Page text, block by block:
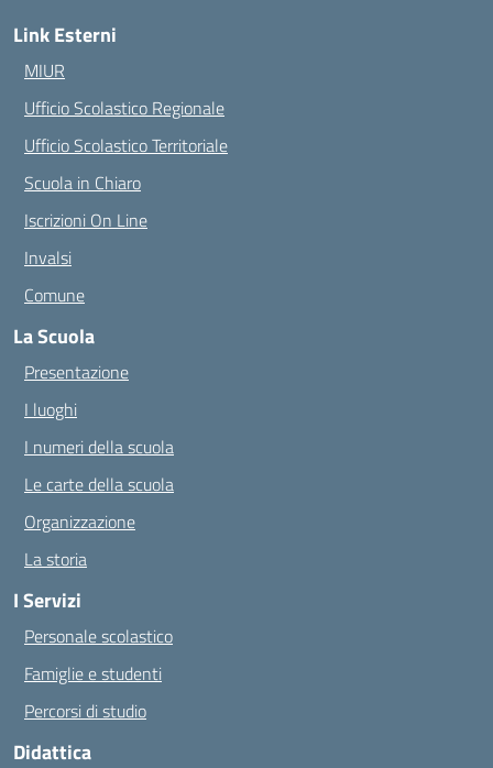
Link Esterni
MIUR
Ufficio Scolastico Regionale
Ufficio Scolastico Territoriale
Scuola in Chiaro
Iscrizioni On Line
Invalsi
Comune
La Scuola
Presentazione
I luoghi
I numeri della scuola
Le carte della scuola
Organizzazione
La storia
I Servizi
Personale scolastico
Famiglie e studenti
Percorsi di studio
Didattica